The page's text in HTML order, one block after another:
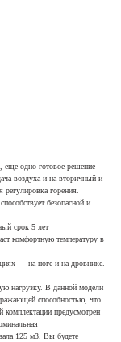
одно готовое решение
воздуха и на вторичный и
горения.
безопасной и
срок 5 лет
комфортную температуру в
— на ноге и на дровнике.
нагрузку. В данной модели
способностью, что
предусмотрен
125 м3. Вы будете